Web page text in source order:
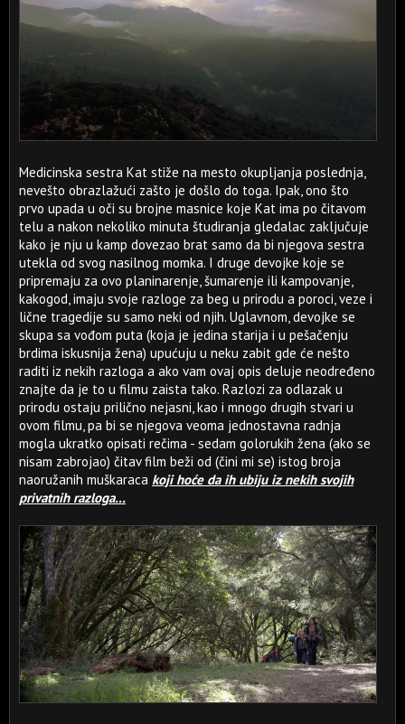
Medicinska sestra Kat stiže na mesto okupljanja poslednja,
nevešto obrazlažući zašto je došlo do toga. Ipak, ono što
prvo upada u oči su brojne masnice koje Kat ima po čitavom
telu a nakon nekoliko minuta študiranja gledalac zaključuje
kako je nju u kamp dovezao brat samo da bi njegova sestra
utekla od svog nasilnog momka. I druge devojke koje se
pripremaju za ovo planinarenje, šumarenje ili kampovanje,
kakogod, imaju svoje razloge za beg u prirodu a poroci, veze i
lične tragedije su samo neki od njih. Uglavnom, devojke se
skupa sa vođom puta (koja je jedina starija i u pešačenju
brdima iskusnija žena) upućuju u neku zabit gde će nešto
raditi iz nekih razloga a ako vam ovaj opis deluje neodređeno
znajte da je to u filmu zaista tako. Razlozi za odlazak u
prirodu ostaju prilično nejasni, kao i mnogo drugih stvari u
ovom filmu, pa bi se njegova veoma jednostavna radnja
mogla ukratko opisati rečima - sedam golorukih žena (ako se
nisam zabrojao) čitav film beži od (čini mi se) istog broja
naoružanih muškaraca koji hoće da ih ubiju iz nekih svojih
privatnih razloga...